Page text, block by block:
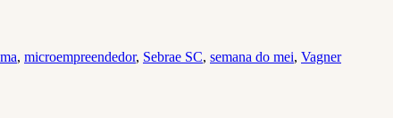
, microempreendedor, Sebrae SC, semana do mei, Vagner